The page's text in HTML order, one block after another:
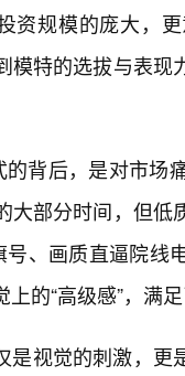
资规模的庞大，
模特的选拔与表
的背后，是对市
大部分时间，但
号、画质直逼院
的“高级感”，满
是视觉的刺激，